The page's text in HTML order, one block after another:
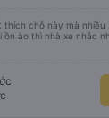
thích chỗ này mà nhiều
ào thì nhà xe nhắc